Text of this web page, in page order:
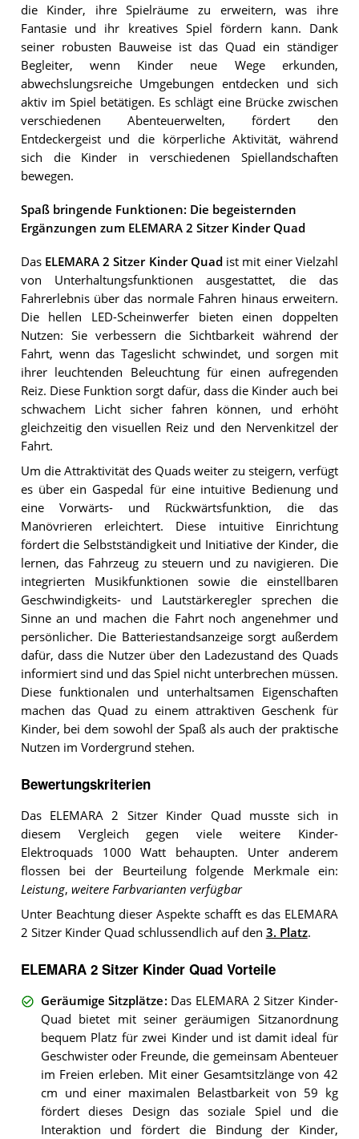
die Kinder, ihre Spielräume zu erweitern, was ihre
Fantasie und ihr kreatives Spiel fördern kann. Dank
seiner robusten Bauweise ist das Quad ein ständiger
Begleiter, wenn Kinder neue Wege erkunden,
abwechslungsreiche Umgebungen entdecken und sich
aktiv im Spiel betätigen. Es schlägt eine Brücke zwischen
verschiedenen Abenteuerwelten, fördert den
Entdeckergeist und die körperliche Aktivität, während
sich die Kinder in verschiedenen Spiellandschaften
bewegen.
Spaß bringende Funktionen: Die begeisternden
Ergänzungen zum ELEMARA 2 Sitzer Kinder Quad
Das ELEMARA 2 Sitzer Kinder Quad ist mit einer Vielzahl
von Unterhaltungsfunktionen ausgestattet, die das
Fahrerlebnis über das normale Fahren hinaus erweitern.
Die hellen LED-Scheinwerfer bieten einen doppelten
Nutzen: Sie verbessern die Sichtbarkeit während der
Fahrt, wenn das Tageslicht schwindet, und sorgen mit
ihrer leuchtenden Beleuchtung für einen aufregenden
Reiz. Diese Funktion sorgt dafür, dass die Kinder auch bei
schwachem Licht sicher fahren können, und erhöht
gleichzeitig den visuellen Reiz und den Nervenkitzel der
Fahrt.
Um die Attraktivität des Quads weiter zu steigern, verfügt
es über ein Gaspedal für eine intuitive Bedienung und
eine Vorwärts- und Rückwärtsfunktion, die das
Manövrieren erleichtert. Diese intuitive Einrichtung
fördert die Selbstständigkeit und Initiative der Kinder, die
lernen, das Fahrzeug zu steuern und zu navigieren. Die
integrierten Musikfunktionen sowie die einstellbaren
Geschwindigkeits- und Lautstärkeregler sprechen die
Sinne an und machen die Fahrt noch angenehmer und
persönlicher. Die Batteriestandsanzeige sorgt außerdem
dafür, dass die Nutzer über den Ladezustand des Quads
informiert sind und das Spiel nicht unterbrechen müssen.
Diese funktionalen und unterhaltsamen Eigenschaften
machen das Quad zu einem attraktiven Geschenk für
Kinder, bei dem sowohl der Spaß als auch der praktische
Nutzen im Vordergrund stehen.
Bewertungskriterien
Das ELEMARA 2 Sitzer Kinder Quad musste sich in
diesem Vergleich gegen viele weitere Kinder-
Elektroquads 1000 Watt behaupten. Unter anderem
flossen bei der Beurteilung folgende Merkmale ein:
Leistung, weitere Farbvarianten verfügbar
Unter Beachtung dieser Aspekte schafft es das ELEMARA
2 Sitzer Kinder Quad schlussendlich auf den 3. Platz.
ELEMARA 2 Sitzer Kinder Quad Vorteile
Geräumige Sitzplätze: Das ELEMARA 2 Sitzer Kinder-
Quad bietet mit seiner geräumigen Sitzanordnung
bequem Platz für zwei Kinder und ist damit ideal für
Geschwister oder Freunde, die gemeinsam Abenteuer
im Freien erleben. Mit einer Gesamtsitzlänge von 42
cm und einer maximalen Belastbarkeit von 59 kg
fördert dieses Design das soziale Spiel und die
Interaktion und fördert die Bindung der Kinder,